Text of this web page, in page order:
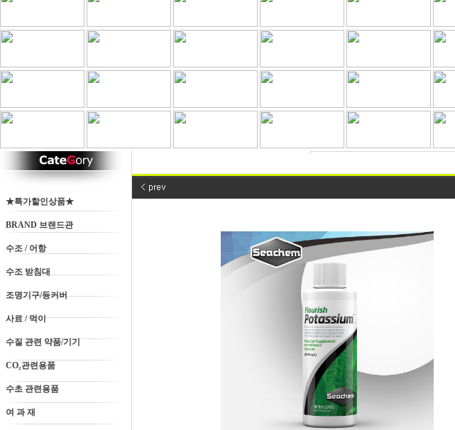
★특가할인상품★
BRAND 브랜드관
수조 / 어항
수조 받침대
조명기구/등커버
사료 / 먹이
수질 관련 약품/기기
CO₂관련용품
수초 관련용품
여 과 재